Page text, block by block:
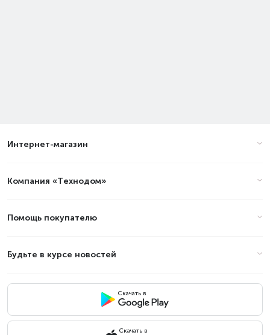
Интернет-магазин
Компания «Технодом»
Помощь покупателю
Будьте в курсе новостей
Скачать в
Скачать в